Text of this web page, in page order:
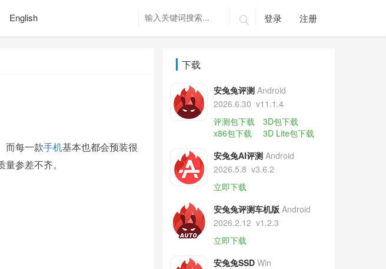
English  登录 注册
而每一款手机基本也都会预装很
参差不齐。
下载
安兔兔评测 Android
2026.6.30 v11.1.4
评测包下载
3D包下载
x86包下载
3D Lite包下载
安兔兔AI评测 Android
2026.5.8 v3.6.2
立即下载
安兔兔评测车机版 Android
2026.2.12 v1.2.3
立即下载
安兔兔SSD Win